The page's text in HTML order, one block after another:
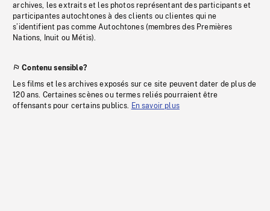
archives, les extraits et les photos représentant des participants et
participantes autochtones à des clients ou clientes qui ne
s’identifient pas comme Autochtones (membres des Premières
Nations, Inuit ou Métis).
Contenu sensible?
Les films et les archives exposés sur ce site peuvent dater de plus de
120 ans. Certaines scènes ou termes reliés pourraient être
offensants pour certains publics. En savoir plus